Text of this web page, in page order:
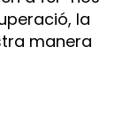
la
manera